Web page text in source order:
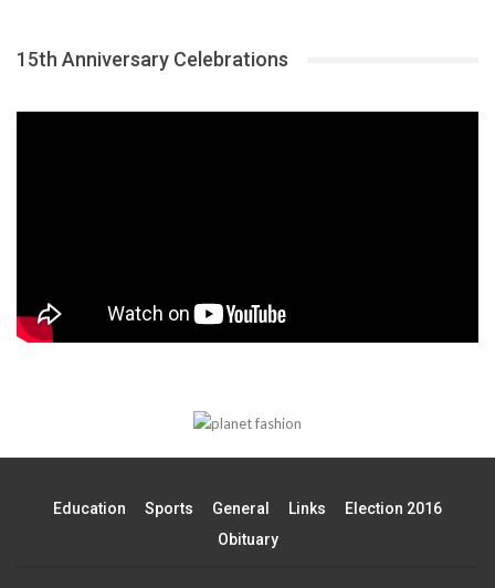
15th Anniversary Celebrations
Education Sports General Links
Election 2016
Obituary